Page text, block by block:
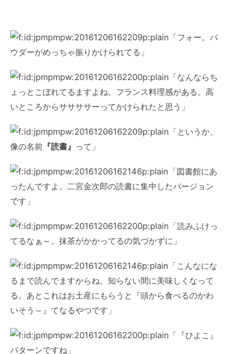
「フォー。パ
ウダーがめっちゃ振りかけられてる」
「なんならち
ょっとこぼれてるますよね。フランス料理感がある。高
いところからササササーってかけられたと思う」
「というか、
像の名前 『読書』 って」
「図書館にあ
ったんですよ。二宮金次郎の読書に集中したバージョン
です」
「読みふけっ
てるなぁ～。抹茶がかかってるの気づかずに」
「こんなにな
るまで読んでますからね。知らない間に美味しくなって
る。あとこれはお土産にもらうと『頭から食べるのかわ
いそう～』てなるやつです」
「『ひよこ』
パターンですね」